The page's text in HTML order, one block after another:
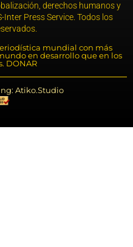
derechos humanos y
Press Service. Todos los
mundial con más
en desarrollo que en los
DONAR
Atiko.Studio